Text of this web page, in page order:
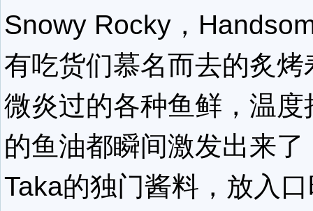
Snowy Rocky，
有吃货们慕名而去的炙烤
微炎过的各种鱼鲜，温度
的鱼油都瞬间激发出来了
Taka的独门酱料，放入